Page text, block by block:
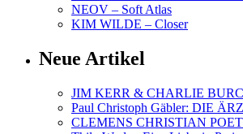
NEOV – Soft Atlas
KIM WILDE – Closer
Neue Artikel
JIM KERR & CHARLIE
Paul Christoph Gäbler: DIE
CLEMENS CHRISTIAN